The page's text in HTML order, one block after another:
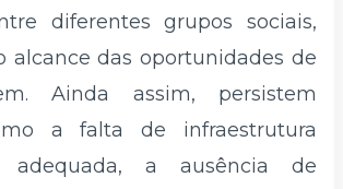
diferentes grupos sociais,
alcance das oportunidades de
Ainda assim, persistem
a falta de infraestrutura
adequada, a ausência de